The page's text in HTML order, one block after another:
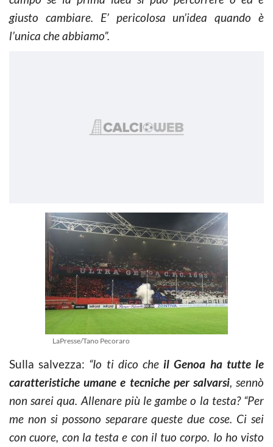
giusto cambiare. E’ pericolosa un’idea quando è
l’unica che abbiamo”.
LaPresse/Tano Pecoraro
Sulla salvezza: “Io ti dico che il Genoa ha tutte le
caratteristiche umane e tecniche per salvarsi, sennò
non sarei qua. Allenare più le gambe o la testa? “Per
me non si possono separare queste due cose. Ci sei
con cuore, con la testa e con il tuo corpo. Io ho visto